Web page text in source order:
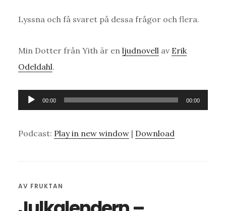
Lyssna och få svaret på dessa frågor och flera.
Min Dotter från Yith är en ljudnovellav Erik
Odeldahl.
Ljudspelare
00:00 00:00
Podcast: Play in new window| Download
AV FRUKTAN